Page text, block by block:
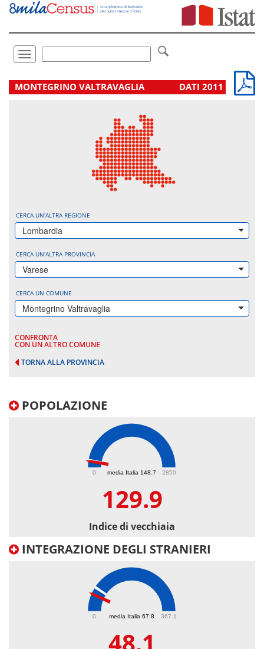
Vai
direttamente
Toggle
navigation
.
MONTEGRINO VALTRAVAGLIA DATI 2011
CERCA UN'ALTRA REGIONE
Lombardia
CERCA UN'ALTRA PROVINCIA
Varese
CERCA UN COMUNE
Montegrino Valtravaglia
CONFRONTA
CON UN ALTRO COMUNE
TORNA ALLA PROVINCIA
POPOLAZIONE
media Italia 148.7
0 2850
129.9
Indice di vecchiaia
INTEGRAZIONE DEGLI STRANIERI
media Italia 67.8
0 367.1